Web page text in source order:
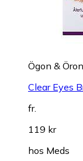
Ögon & Öron
Clear Eyes
fr.
119 kr
hos Meds